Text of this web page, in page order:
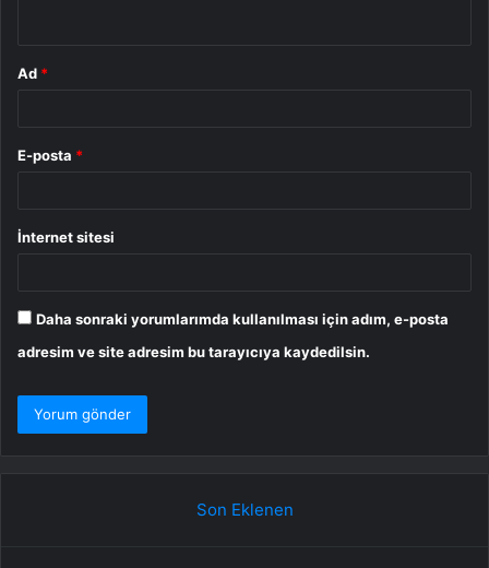
Ad *
E-posta *
İnternet sitesi
Daha sonraki yorumlarımda kullanılması için adım, e-posta
adresim ve site adresim bu tarayıcıya kaydedilsin.
Son Eklenen